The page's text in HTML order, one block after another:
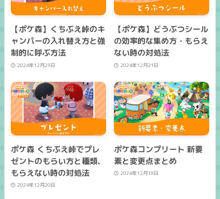
【ポケ森】くちぶえ峠のキ
ャンパーの入れ替え方と強
制的に呼ぶ方法
2024年12月23日
【ポケ森】どうぶつシール
の効率的な集め方・もらえ
ない時の対処法
2024年12月21日
ポケ森 くちぶえ峠でプレ
ゼントのもらい方と種類、
もらえない時の対処法
2024年12月20日
ポケ森コンプリート 新要
素と変更点まとめ
2024年12月18日